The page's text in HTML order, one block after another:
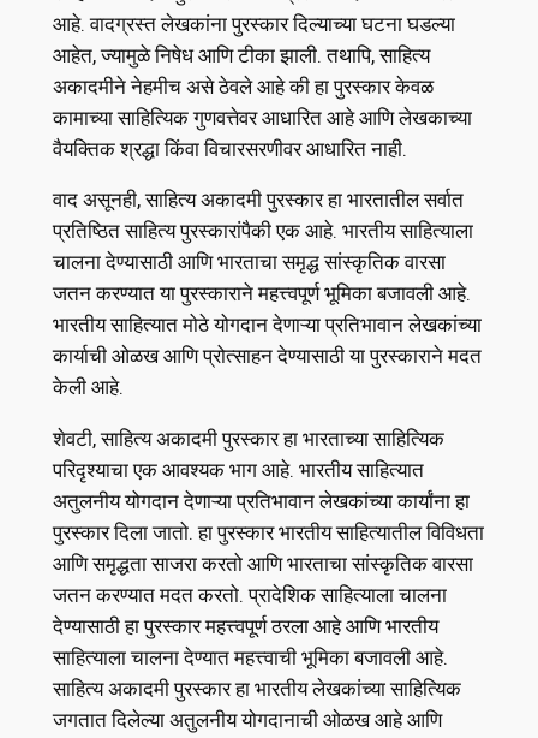
आहे. वादग्रस्त लेखकांना पुरस्कार दिल्याच्या घटना घडल्या
आहेत, ज्यामुळे निषेध आणि टीका झाली. तथापि, साहित्य
अकादमीने नेहमीच असे ठेवले आहे की हा पुरस्कार केवळ
कामाच्या साहित्यिक गुणवत्तेवर आधारित आहे आणि लेखकाच्या
वैयक्तिक श्रद्धा किंवा विचारसरणीवर आधारित नाही.
वाद असूनही, साहित्य अकादमी पुरस्कार हा भारतातील सर्वात
प्रतिष्ठित साहित्य पुरस्कारांपैकी एक आहे. भारतीय साहित्याला
चालना देण्यासाठी आणि भारताचा समृद्ध सांस्कृतिक वारसा
जतन करण्यात या पुरस्काराने महत्त्वपूर्ण भूमिका बजावली आहे.
भारतीय साहित्यात मोठे योगदान देणाऱ्या प्रतिभावान लेखकांच्या
कार्याची ओळख आणि प्रोत्साहन देण्यासाठी या पुरस्काराने मदत
केली आहे.
शेवटी, साहित्य अकादमी पुरस्कार हा भारताच्या साहित्यिक
परिदृश्याचा एक आवश्यक भाग आहे. भारतीय साहित्यात
अतुलनीय योगदान देणाऱ्या प्रतिभावान लेखकांच्या कार्यांना हा
पुरस्कार दिला जातो. हा पुरस्कार भारतीय साहित्यातील विविधता
आणि समृद्धता साजरा करतो आणि भारताचा सांस्कृतिक वारसा
जतन करण्यात मदत करतो. प्रादेशिक साहित्याला चालना
देण्यासाठी हा पुरस्कार महत्त्वपूर्ण ठरला आहे आणि भारतीय
साहित्याला चालना देण्यात महत्त्वाची भूमिका बजावली आहे.
साहित्य अकादमी पुरस्कार हा भारतीय लेखकांच्या साहित्यिक
जगतात दिलेल्या अतुलनीय योगदानाची ओळख आहे आणि